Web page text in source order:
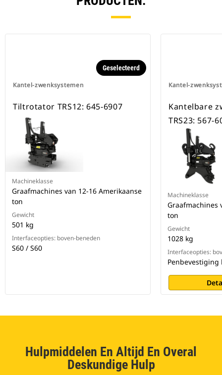
Kantel-zwenksystemen
Geselecteerd
Tiltrotator TRS12: 645-6907
Machineklasse
Graafmachines van 12-16 Amerikaanse
ton
Gewicht
501 kg
Interfaceopties: boven-beneden
S60 / S60
Kantel-
Kantelbare
TRS23: 567-
Machineklasse
Graafmachines
ton
Gewicht
1028 kg
Interfaceopties:
Penbevestiging
Hulpmiddelen En Altijd En Overal
Deskundige Hulp